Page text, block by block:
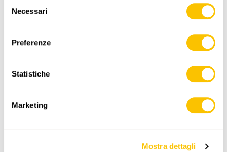
delNecessari
Preferenze
Statistiche
Marketing
Mostra dettagli